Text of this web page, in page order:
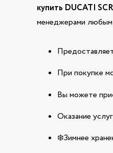
купить DUCATI
менеджерами любым
При покупке
Вы можете
Оказание
❄️Зимнее